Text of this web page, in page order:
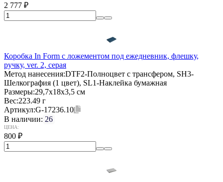
2 777 ₽
Коробка In Form с ложементом под ежедневник, флешку,
ручку, ver. 2, серая
Метод нанесения:DTF2-Полноцвет с трансфером, SH3-
Шелкография (1 цвет), SL1-Наклейка бумажная
Размеры:29,7х18х3,5 см
Вес:223.49 г
Артикул:G-17236.10
В наличии: 26
ЦЕНА:
800 ₽